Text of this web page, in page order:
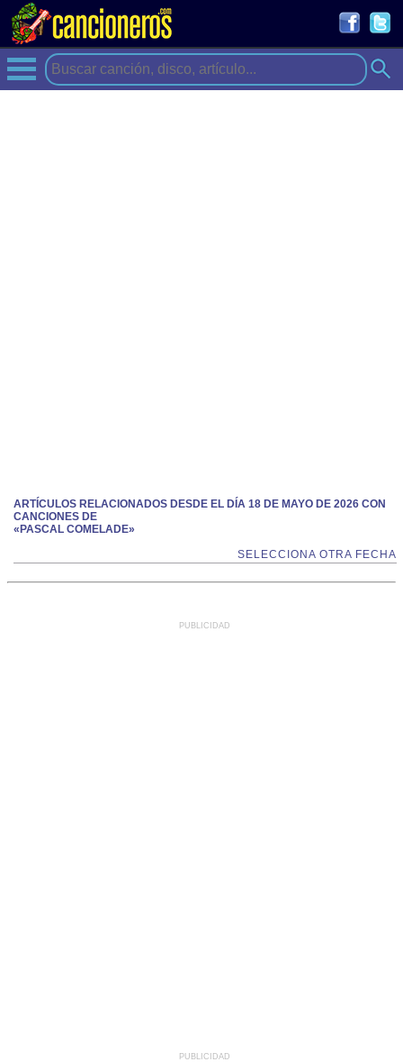
ARTÍCULOS RELACIONADOS DESDE EL DÍA 18 DE MAYO DE 2026 CON
CANCIONES DE
«PASCAL COMELADE»
SELECCIONA OTRA FECHA
PUBLICIDAD
PUBLICIDAD